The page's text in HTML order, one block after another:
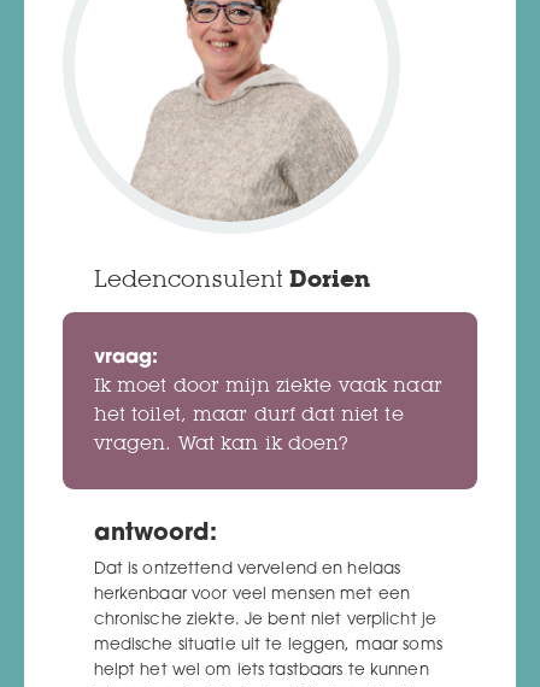
LedenconsulentDorien
vraag:
Ik moet door mijn ziekte vaak naar
het toilet, maar durf dat niet te
vragen. Wat kan ik doen?
antwoord:
Dat is ontzettend vervelend en helaas
herkenbaar voor veel mensen met een
chronische ziekte. Je bent niet verplicht je
medische situatie uit te leggen, maar soms
helpt het wel om iets tastbaars te kunnen